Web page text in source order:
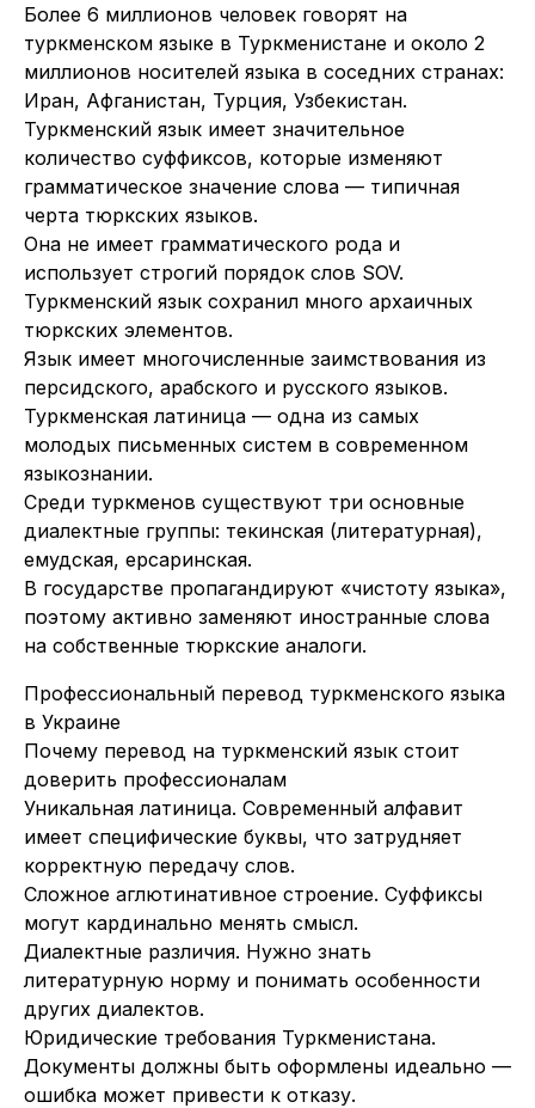
Более 6 миллионов человек говорят на
туркменском языке в Туркменистане и около 2
миллионов носителей языка в соседних странах:
Иран, Афганистан, Турция, Узбекистан.
Туркменский язык имеет значительное
количество суффиксов, которые изменяют
грамматическое значение слова — типичная
черта тюркских языков.
Она не имеет грамматического рода и
использует строгий порядок слов SOV.
Туркменский язык сохранил много архаичных
тюркских элементов.
Язык имеет многочисленные заимствования из
персидского, арабского и русского языков.
Туркменская латиница — одна из самых
молодых письменных систем в современном
языкознании.
Среди туркменов существуют три основные
диалектные группы: текинская (литературная),
емудская, ерсаринская.
В государстве пропагандируют «чистоту языка»,
поэтому активно заменяют иностранные слова
на собственные тюркские аналоги.
Профессиональный перевод туркменского языка
в Украине
Почему перевод на туркменский язык стоит
доверить профессионалам
Уникальная латиница. Современный алфавит
имеет специфические буквы, что затрудняет
корректную передачу слов.
Сложное аглютинативное строение. Суффиксы
могут кардинально менять смысл.
Диалектные различия. Нужно знать
литературную норму и понимать особенности
других диалектов.
Юридические требования Туркменистана.
Документы должны быть оформлены идеально —
ошибка может привести к отказу.